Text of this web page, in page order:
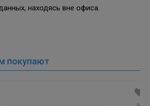
находясь вне офиса.
покупают